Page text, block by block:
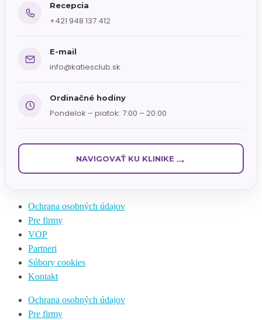
Recepcia
+421 948 137 412
E-mail
info@katiesclub.sk
Ordinačné hodiny
Pondelok – piatok: 7:00 – 20:00
NAVIGOVAŤ KU KLINIKE →
Ochrana osobných údajov
Pre firmy
VOP
Partneri
Súbory cookies
Kontakt
Ochrana osobných údajov
Pre firmy